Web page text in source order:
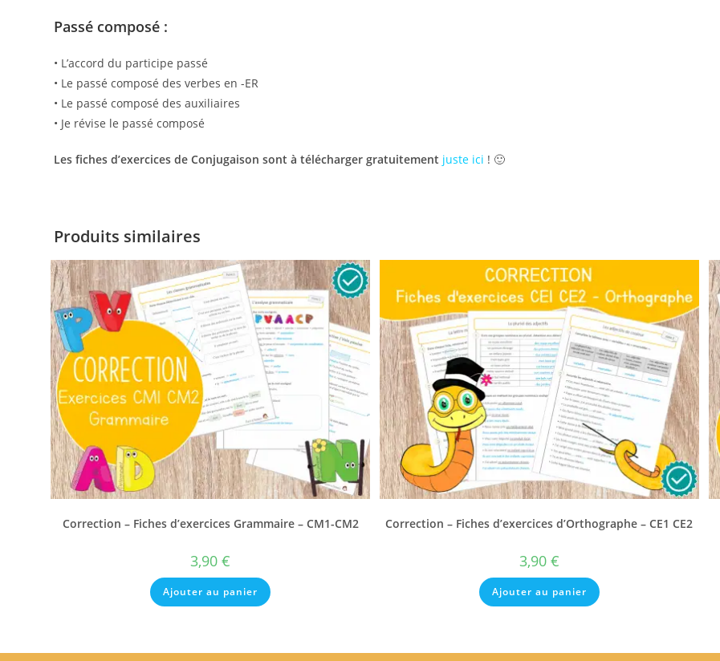
Passé composé :
• L’accord du participe passé
• Le passé composé des verbes en -ER
• Le passé composé des auxiliaires
• Je révise le passé composé
Les fiches d’exercices de Conjugaison sont à télécharger gratuitement juste ici ! 🙂
Produits similaires
Correction – Fiches d’exercices Grammaire – CM1-CM2
3,90€
Ajouter au panier
Correction – Fiches d’exercices d’Orthographe – CE1 CE2
3,90 €
Ajouter au panier